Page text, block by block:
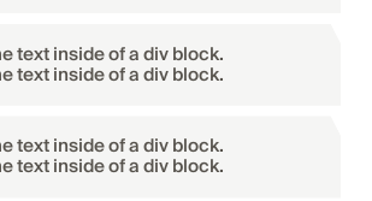
text inside of a div block.
text inside of a div block.
text inside of a div block.
text inside of a div block.